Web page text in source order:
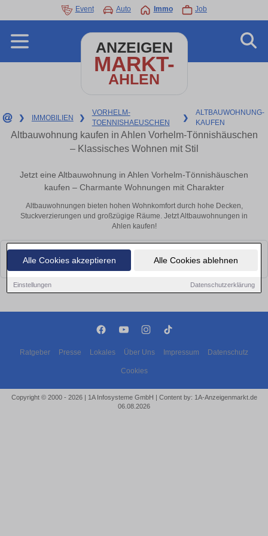
Alle Cookies akzeptieren Alle Cookies ablehnen
Einstellungen Datenschutzerklärung
Event Auto Immo Job
ANZEIGEN
MARKT-
AHLEN
❯ IMMOBILIEN ❯
VORHELM-
TOENNISHAEUSCHEN
❯
ALTBAUWOHNUNG-
KAUFEN
Altbauwohnung kaufen in Ahlen Vorhelm-Tönnishäuschen
– Klassisches Wohnen mit Stil
Jetzt eine Altbauwohnung in Ahlen Vorhelm-Tönnishäuschen
kaufen – Charmante Wohnungen mit Charakter
Altbauwohnungen bieten hohen Wohnkomfort durch hohe Decken,
Stuckverzierungen und großzügige Räume. Jetzt Altbauwohnungen in
Ahlen kaufen!
Leider konnten wir derzeit keine passenden Objekte finden. Schauen Sie
bald wieder vorbei!
Ratgeber Presse Lokales Über Uns Impressum Datenschutz
Cookies
Copyright © 2000 - 2026 | 1A Infosysteme GmbH | Content by: 1A-Anzeigenmarkt.de
06.08.2026